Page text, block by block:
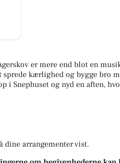
er mere end blot en
sprede kærlighed og bygge bro
i Snephuset og nyd en aften,
dine arrangementer vist.